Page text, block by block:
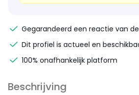
Gegarandeerd een reactie van
Dit profiel is actueel en
100% onafhankelijk platform
Beschrijving